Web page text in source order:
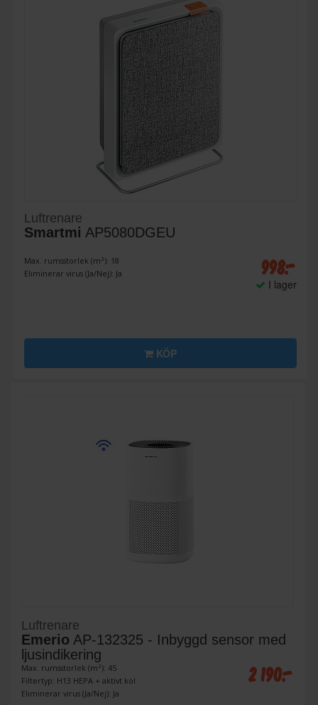
Luftrenare
Smartmi AP5080DGEU
Max. rumsstorlek (m²): 18
Eliminerar virus (Ja/Nej): Ja
998:-
I lager
KÖP
Luftrenare
Emerio AP-132325 - Inbyggd sensor med
ljusindikering
Max. rumsstorlek (m²): 45
Filtertyp: H13 HEPA + aktivt kol
Eliminerar virus (Ja/Nej): Ja
2 190:-